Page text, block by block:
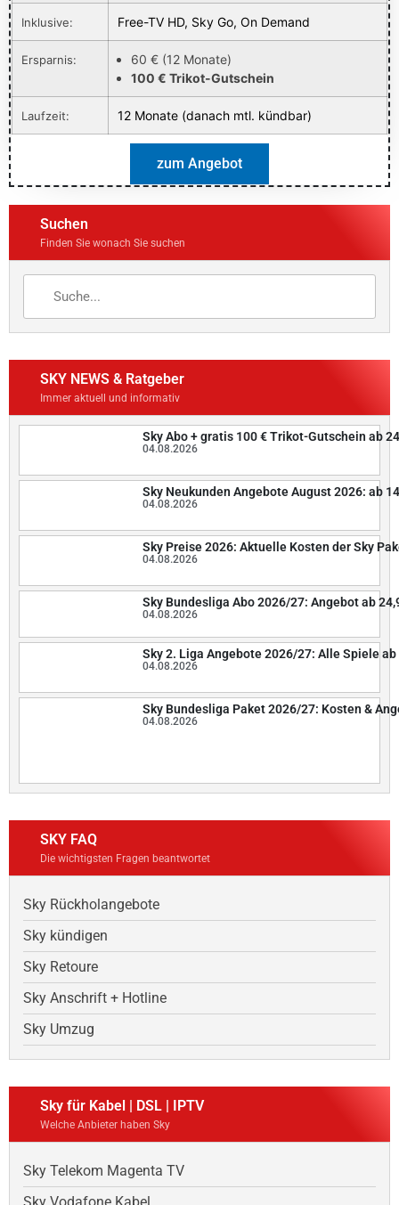
Inklusive: Free-TV HD, Sky Go, On Demand
Ersparnis:
60 € (12 Monate)
100 € Trikot-Gutschein
Laufzeit: 12 Monate (danach mtl. kündbar)
zum Angebot
Suchen
Finden Sie wonach Sie suchen
SKY NEWS & Ratgeber
Immer aktuell und informativ
Sky Abo + gratis 100 € Trikot-Gutschein ab
04.08.2026
Sky Neukunden Angebote August 2026: ab
04.08.2026
Sky Preise 2026: Aktuelle Kosten der Sky
04.08.2026
Sky Bundesliga Abo 2026/27: Angebot ab
04.08.2026
Sky 2. Liga Angebote 2026/27: Alle Spiele
04.08.2026
Sky Bundesliga Paket 2026/27: Kosten &
04.08.2026
SKY FAQ
Die wichtigsten Fragen beantwortet
Sky Rückholangebote
Sky kündigen
Sky Retoure
Sky Anschrift + Hotline
Sky Umzug
Sky für Kabel | DSL | IPTV
Welche Anbieter haben Sky
Sky Telekom Magenta TV